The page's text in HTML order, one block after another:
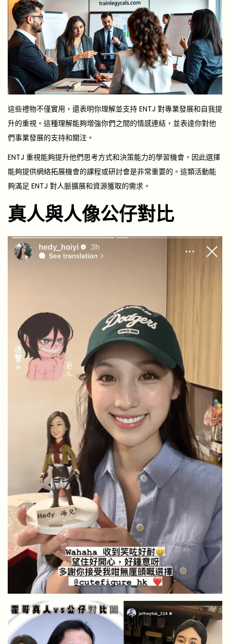
這些禮物不僅實用，還表明你理解並支持 ENTJ 對專業發展和自我提
升的重視。這種理解能夠增強你們之間的情感連結，並表達你對他
們事業發展的支持和關注。
ENTJ 重視能夠提升他們思考方式和決策能力的學習機會，因此選擇
能夠提供網絡拓展機會的課程或研討會是非常重要的。這類活動能
夠滿足 ENTJ 對人脈擴展和資源獲取的需求。
真人與人像公仔對比